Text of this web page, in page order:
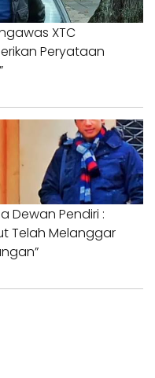
XTC
Peryataan
Dewan Pendiri :
Telah Melanggar